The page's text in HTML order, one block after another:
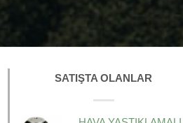
SATIŞTA OLANLAR